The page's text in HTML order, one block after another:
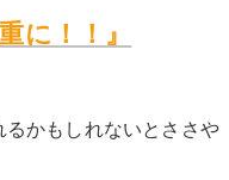
に！！』
るかもしれないとささや